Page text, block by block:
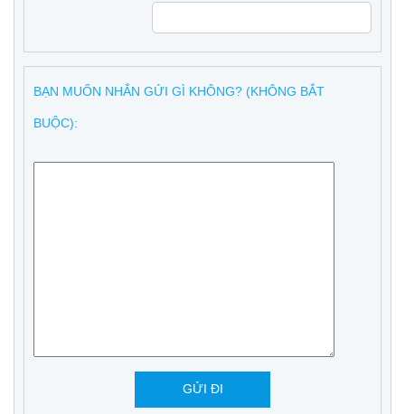
BẠN MUỐN NHẮN GỬI GÌ KHÔNG? (KHÔNG BẮT
BUỘC):